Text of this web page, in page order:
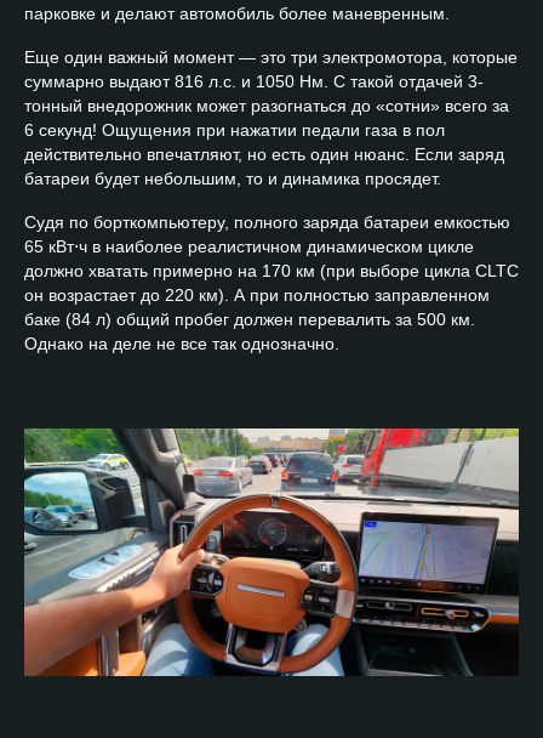
парковке и делают автомобиль более маневренным.
Еще один важный момент — это три электромотора, которые
суммарно выдают 816 л.с. и 1050 Нм. С такой отдачей 3-
тонный внедорожник может разогнаться до «сотни» всего за
6 секунд! Ощущения при нажатии педали газа в пол
действительно впечатляют, но есть один нюанс. Если заряд
батареи будет небольшим, то и динамика просядет.
Судя по борткомпьютеру, полного заряда батареи емкостью
65 кВт⋅ч в наиболее реалистичном динамическом цикле
должно хватать примерно на 170 км (при выборе цикла CLTC
он возрастает до 220 км). А при полностью заправленном
баке (84 л) общий пробег должен перевалить за 500 км.
Однако на деле не все так однозначно.